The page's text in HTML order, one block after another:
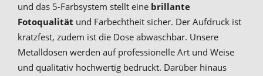
und das 5-Farbsystem stellt eine brillante
Fotoqualität und Farbechtheit sicher. Der Aufdruck ist
kratzfest, zudem ist die Dose abwaschbar. Unsere
Metalldosen werden auf professionelle Art und Weise
und qualitativ hochwertig bedruckt. Darüber hinaus